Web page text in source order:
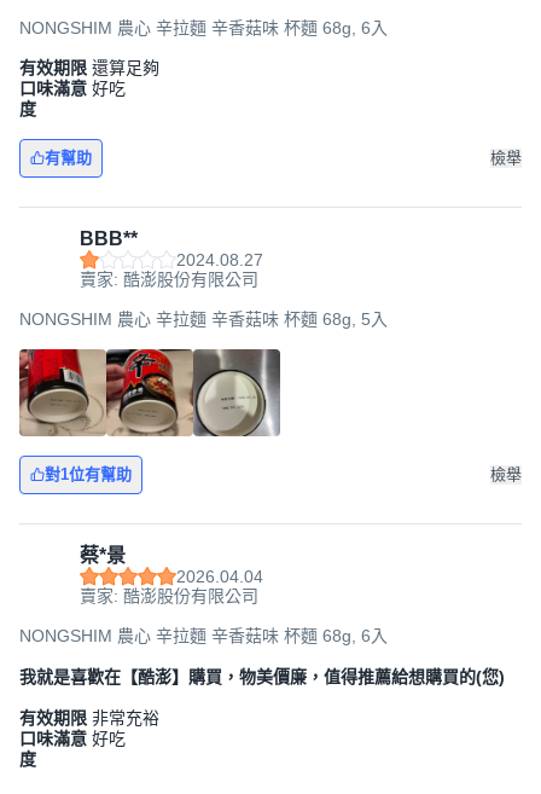
NONGSHIM 農心 辛拉麵 辛香菇味 杯麵 68g, 6入
有效期限 還算足夠
口味滿意
度
好吃
有幫助 檢舉
BBB**
2024.08.27
賣家: 酷澎股份有限公司
NONGSHIM 農心 辛拉麵 辛香菇味 杯麵 68g, 5入
對1位有幫助 檢舉
蔡*景
2026.04.04
賣家: 酷澎股份有限公司
NONGSHIM 農心 辛拉麵 辛香菇味 杯麵 68g, 6入
我就是喜歡在【酷澎】購買，物美價廉，值得推薦給想購買的(您)
有效期限 非常充裕
口味滿意
度
好吃